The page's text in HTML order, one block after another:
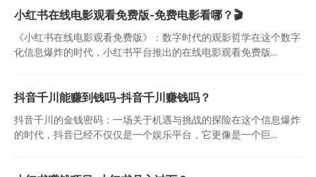
小红书在线电影观看免费版-免费电影看哪？🎬
《小红书在线电影观看免费版》：数字时代的观影哲学在这个数字
化信息爆炸的时代，小红书平台推出的在线电影观看免费版...
抖音千川能赚到钱吗-抖音千川赚钱吗？
抖音千川的金钱密码：一场关于机遇与挑战的探险在这个信息爆炸
的时代，抖音已经不仅仅是一个娱乐平台，它更像是一个巨...